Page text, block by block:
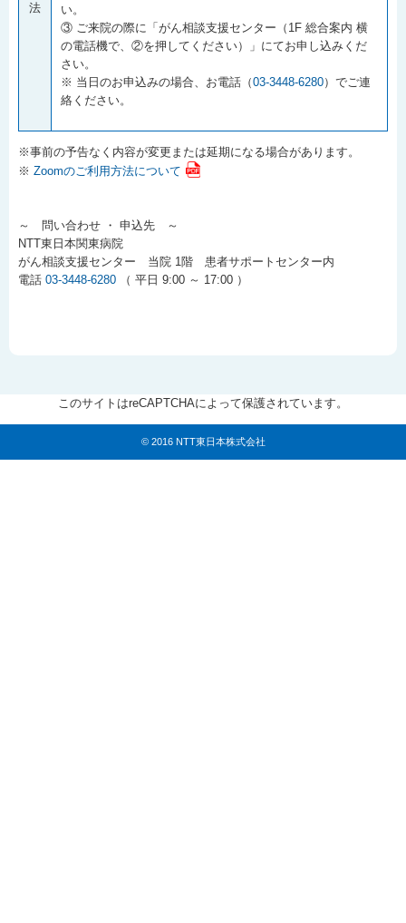
法
い。
③ ご来院の際に「がん相談支援センター（1F 総合案内 横
の電話機で、②を押してください）」にてお申し込みくだ
さい。
※ 当日のお申込みの場合、お電話（03-3448-6280）でご連
絡ください。
※事前の予告なく内容が変更または延期になる場合があります。
※ Zoomのご利用方法について
～ 問い合わせ ・ 申込先 ～
NTT東日本関東病院
がん相談支援センター 当院 1階 患者サポートセンター内
電話 03-3448-6280 （ 平日 9:00 ～ 17:00 ）
このサイトはreCAPTCHAによって保護されています。
© 2016 NTT東日本株式会社